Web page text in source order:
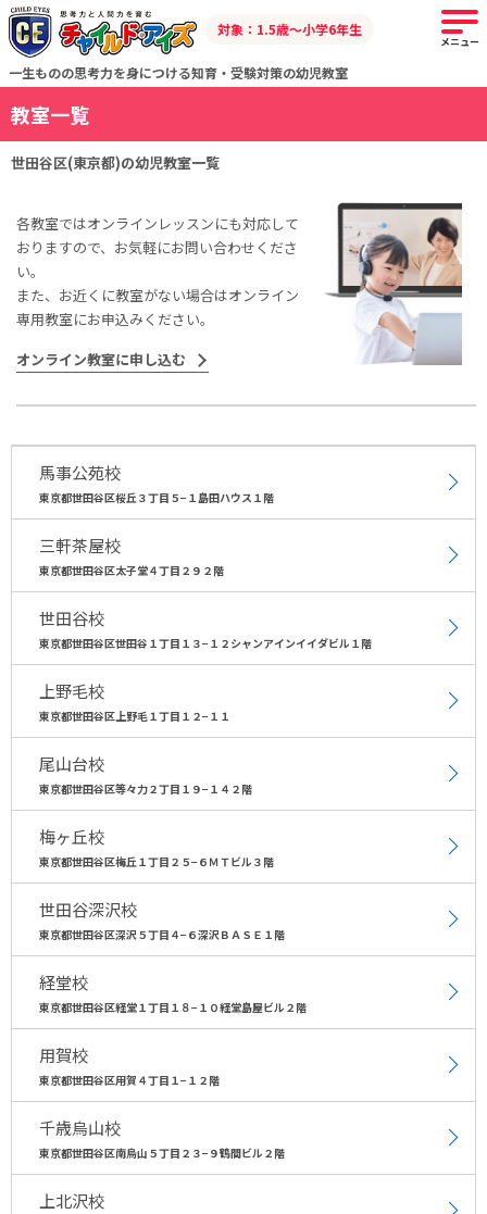
一生ものの思考力を身につける知育・受験対策の幼児教室
対象：1.5歳～小学6年生
メニュー
教室一覧
世田谷区(東京都)の幼児教室一覧
各教室ではオンラインレッスンにも対応して
おりますので、お気軽にお問い合わせくださ
い。
また、お近くに教室がない場合はオンライン
専用教室にお申込みください。
オンライン教室に申し込む
馬事公苑校
東京都世田谷区桜丘３丁目５−１島田ハウス１階
三軒茶屋校
東京都世田谷区太子堂４丁目２９２階
世田谷校
東京都世田谷区世田谷１丁目１３−１２シャンアインイイダビル１階
上野毛校
東京都世田谷区上野毛１丁目１２−１１
尾山台校
東京都世田谷区等々力２丁目１９−１４２階
梅ヶ丘校
東京都世田谷区梅丘１丁目２５−６ＭＴビル３階
世田谷深沢校
東京都世田谷区深沢５丁目４−６深沢ＢＡＳＥ１階
経堂校
東京都世田谷区経堂１丁目１８−１０経堂島屋ビル２階
用賀校
東京都世田谷区用賀４丁目１−１２階
千歳烏山校
東京都世田谷区南烏山５丁目２３−９鶴間ビル２階
上北沢校